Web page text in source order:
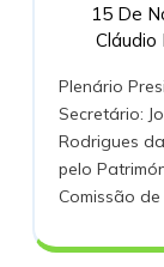
15 De
Cláudio
Plenário Presidente: Pároco Manuel Rocha
Secretário:
Rodrigues
pelo
Comissão